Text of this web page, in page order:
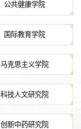
公共健康学院
国际教育学院
马克思主义学院
科技人文研究院
创新中药研究院